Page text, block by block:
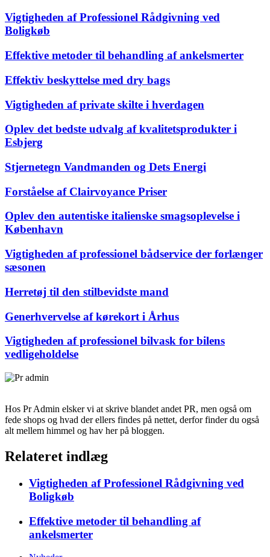
Vigtigheden af Professionel Rådgivning ved
Boligkøb
Effektive metoder til behandling af ankelsmerter
Effektiv beskyttelse med dry bags
Vigtigheden af private skilte i hverdagen
Oplev det bedste udvalg af kvalitetsprodukter i
Esbjerg
Stjernetegn Vandmanden og Dets Energi
Forståelse af Clairvoyance Priser
Oplev den autentiske italienske smagsoplevelse i
København
Vigtigheden af professionel bådservice der forlænger
sæsonen
Herretøj til den stilbevidste mand
Generhvervelse af kørekort i Århus
Vigtigheden af professionel bilvask for bilens
vedligeholdelse
Hos Pr Admin elsker vi at skrive blandet andet PR, men også om
fede shops og hvad der ellers findes på nettet, derfor finder du også
alt mellem himmel og hav her på bloggen.
Relateret indlæg
Vigtigheden af Professionel Rådgivning ved
Boligkøb
Effektive metoder til behandling af
ankelsmerter